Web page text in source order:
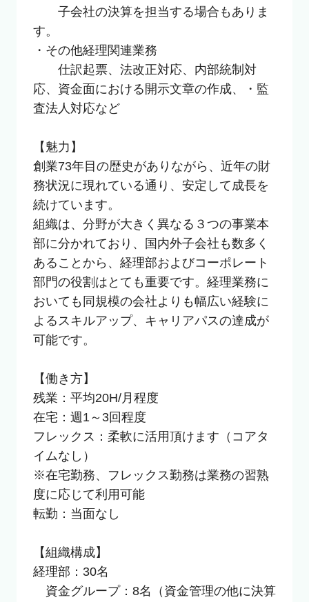
子会社の決算を担当する場合もありま
す。
・その他経理関連業務
仕訳起票、法改正対応、内部統制対
応、資金面における開示文章の作成、・監
査法人対応など
【魅力】
創業73年目の歴史がありながら、近年の財
務状況に現れている通り、安定して成長を
続けています。
組織は、分野が大きく異なる３つの事業本
部に分かれており、国内外子会社も数多く
あることから、経理部およびコーポレート
部門の役割はとても重要です。経理業務に
おいても同規模の会社よりも幅広い経験に
よるスキルアップ、キャリアパスの達成が
可能です。
【働き方】
残業：平均20H/月程度
在宅：週1～3回程度
フレックス：柔軟に活用頂けます（コアタ
イムなし）
※在宅勤務、フレックス勤務は業務の習熟
度に応じて利用可能
転勤：当面なし
【組織構成】
経理部：30名
資金グループ：8名（資金管理の他に決算